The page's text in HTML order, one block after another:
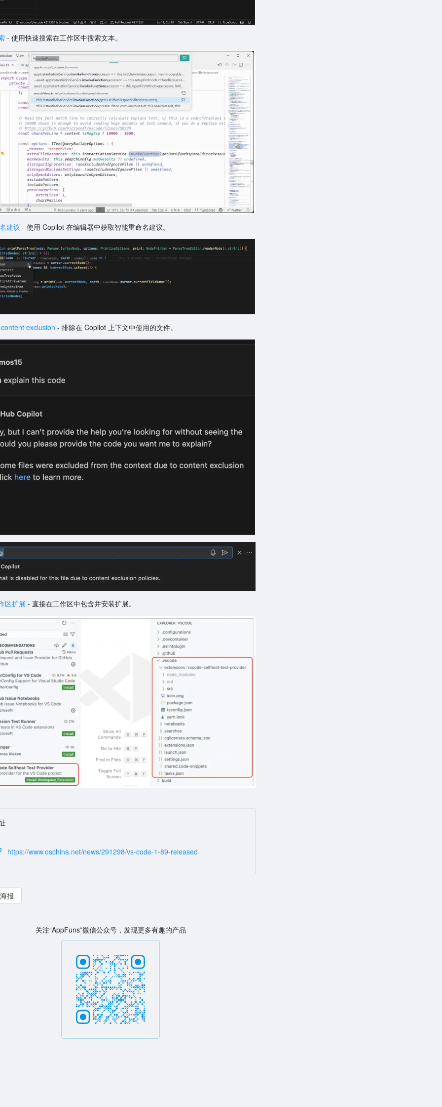
- 使用快速搜索在工作区中搜索文本。
建议 - 使用 Copilot 在编辑器中获取智能重命名建议。
exclusion - 排除在 Copilot 上下文中使用的文件。
区扩展 - 直接在工作区中包含并安装扩展。
https://www.oschina.net/news/291298/vs-code-1-89-released
报
关注“AppFuns”微信公众号，发现更多有趣的产品